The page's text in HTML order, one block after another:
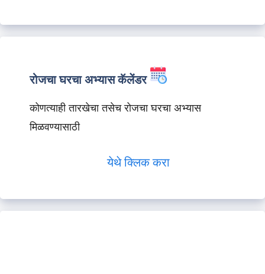
रोजचा घरचा अभ्यास कॅलेंडर
कोणत्याही तारखेचा तसेच रोजचा घरचा अभ्यास
मिळवण्यासाठी
येथे क्लिक करा